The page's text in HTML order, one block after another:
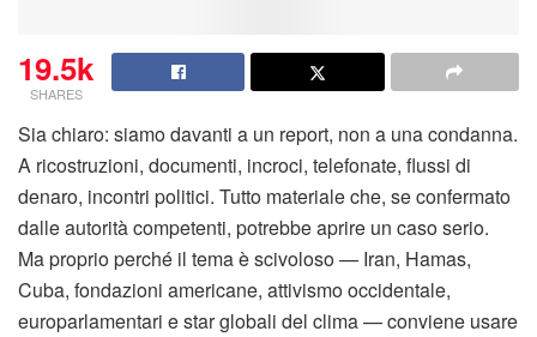
19.5k
SHARES
Sia chiaro: siamo davanti a un report, non a una condanna.
A ricostruzioni, documenti, incroci, telefonate, flussi di
denaro, incontri politici. Tutto materiale che, se confermato
dalle autorità competenti, potrebbe aprire un caso serio.
Ma proprio perché il tema è scivoloso — Iran, Hamas,
Cuba, fondazioni americane, attivismo occidentale,
europarlamentari e star globali del clima — conviene usare